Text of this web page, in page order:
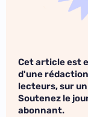
Cet article est
d'une
lecteurs, sur
Soutenez le
abonnant.